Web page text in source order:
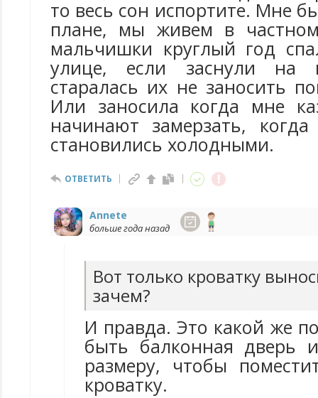
то весь сон испортите. Мне
плане, мы живем в
мальчишки круглый год
улице, если заснули на
старалась их не заносить
Или заносила когда мне
начинают замерзать,
становились холодными.
ОТВЕТИТЬ
Annete
больше года назад
Вот только кроватку
зачем?
И правда. Это какой же
быть балконная дверь
размеру, чтобы
кроватку.